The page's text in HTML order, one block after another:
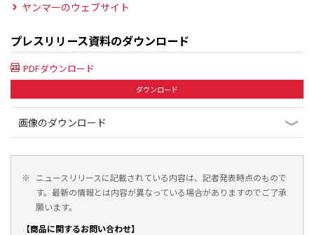
ヤンマーのウェブサイト
プレスリリース資料のダウンロード
PDFダウンロード
ダウンロード
画像のダウンロード
※ ニュースリリースに記載されている内容は、記者発表時点のもので
す。最新の情報とは内容が異なっている場合がありますのでご了承
願います。
【商品に関するお問い合わせ】